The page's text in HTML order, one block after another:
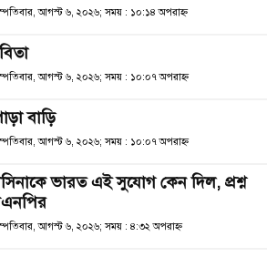
আগস্ট ৬, ২০২৬; সময় : ১০:১৪ অপরাহ্ণ
আগস্ট ৬, ২০২৬; সময় : ১০:০৭ অপরাহ্ণ
বাড়ি
আগস্ট ৬, ২০২৬; সময় : ১০:০৭ অপরাহ্ণ
ভারত এই সুযোগ কেন দিল, প্রশ্ন
আগস্ট ৬, ২০২৬; সময় : ৪:৩২ অপরাহ্ণ